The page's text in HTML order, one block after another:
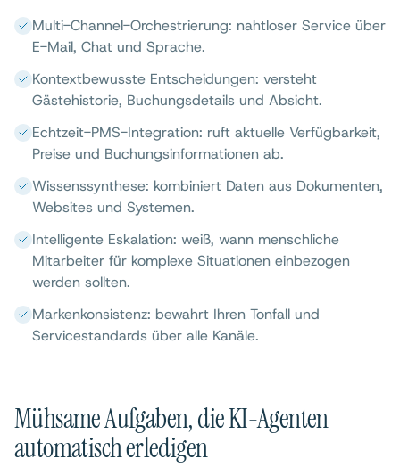
Multi-Channel-Orchestrierung: nahtloser Service über
E-Mail, Chat und Sprache.
Kontextbewusste Entscheidungen: versteht
Gästehistorie, Buchungsdetails und Absicht.
Echtzeit-PMS-Integration: ruft aktuelle Verfügbarkeit,
Preise und Buchungsinformationen ab.
Wissenssynthese: kombiniert Daten aus Dokumenten,
Websites und Systemen.
Intelligente Eskalation: weiß, wann menschliche
Mitarbeiter für komplexe Situationen einbezogen
werden sollten.
Markenkonsistenz: bewahrt Ihren Tonfall und
Servicestandards über alle Kanäle.
Mühsame Aufgaben, die KI-Agenten
automatisch erledigen